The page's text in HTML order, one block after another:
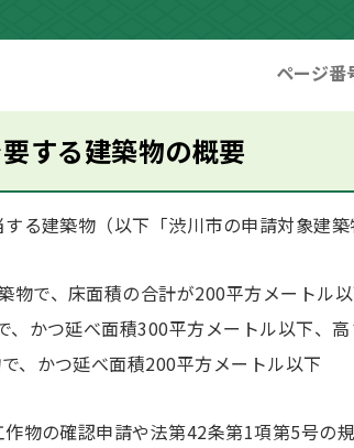
ページ番
する建築物の概要
る建築物（以下「渋川市の申請対象建
物で、床面積の合計が200平方メートル
かつ延べ面積300平方メートル以下、
、かつ延べ面積200平方メートル以下
物の確認申請や法第42条第1項第5号の